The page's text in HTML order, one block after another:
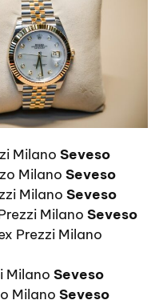
Milano Seveso
Milano Seveso
Milano Seveso
Milano Seveso
Prezzi Milano
Milano Seveso
Milano Seveso